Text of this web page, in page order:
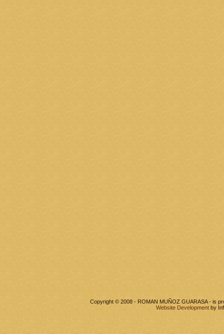
Copyright © 2008 - ROMAN MUÑOZ GUARASA - is
Website Development by